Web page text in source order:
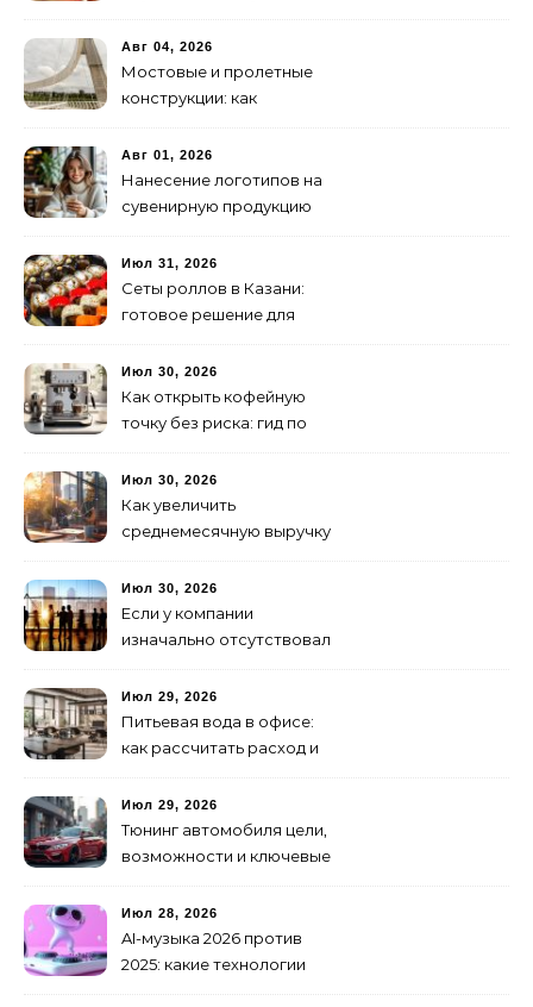
Авг 04, 2026
Мостовые и пролетные
конструкции: как
изготовление и поставку
Авг 01, 2026
Нанесение логотипов на
сувенирную продукцию
Июл 31, 2026
Сеты роллов в Казани:
готовое решение для
друзьями
Июл 30, 2026
Как открыть кофейную
точку без риска: гид по
Июл 30, 2026
Как увеличить
среднемесячную выручку
лишних затрат
Июл 30, 2026
Если у компании
изначально отсутствовал
как не утонуть в хаосе
Июл 29, 2026
Питьевая вода в офисе:
как рассчитать расход и
Июл 29, 2026
Тюнинг автомобиля цели,
возможности и ключевые
транспортных средств
Июл 28, 2026
AI-музыка 2026 против
2025: какие технологии